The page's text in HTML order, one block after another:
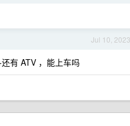
Jul 10, 2023
有 ATV ，能上车吗